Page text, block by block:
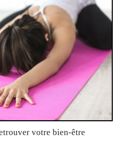
votre bien-être